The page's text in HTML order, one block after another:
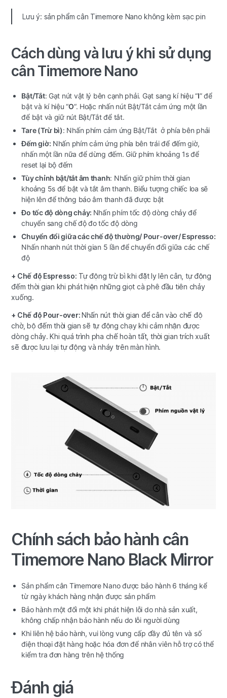
Lưu ý: sản phẩm cân Timemore Nano không kèm sạc pin
Cách dùng và lưu ý khi sử dụng
cân Timemore Nano
Bật/Tắt: Gạt nút vật lý bên cạnh phải. Gạt sang kí hiệu “I” để
bật và kí hiệu “O“. Hoặc nhấn nút Bật/Tắt cảm ứng một lần
để bật và giữ nút Bật/Tắt để tắt.
Tare (Trừ bì): Nhấn phím cảm ứng Bật/Tắt ở phía bên phải
Đếm giờ: Nhấn phím cảm ứng phía bên trái để đếm giờ,
nhấn một lần nữa để dừng đếm. Giữ phím khoảng 1s để
reset lại bộ đếm
Tùy chỉnh bật/tắt âm thanh: Nhấn giữ phím thời gian
khoảng 5s để bật và tắt âm thanh. Biểu tượng chiếc loa sẽ
hiện lên để thông báo âm thanh đã được bật
Đo tốc độ dòng chảy: Nhấn phím tốc độ dòng chảy để
chuyển sang chế độ đo tốc độ dòng
Chuyển đổi giữa các chế độ thường/ Pour-over/ Espresso:
Nhấn nhanh nút thời gian 5 lần để chuyển đổi giữa các chế
độ
+ Chế độ Espresso: Tự động trừ bì khi đặt ly lên cân, tự động
đếm thời gian khi phát hiện những giọt cà phê đầu tiên chảy
xuống.
+ Chế độ Pour-over:Nhấn nút thời gian để cân vào chế độ
chờ, bộ đếm thời gian sẽ tự động chạy khi cảm nhận được
dòng chảy. Khi quá trình pha chế hoàn tất, thời gian trích xuất
sẽ được lưu lại tự động và nháy trên màn hình.
Chính sách bảo hành cân
Timemore Nano Black Mirror
Sản phẩm cân Timemore Nano được bảo hành 6 tháng kể
từ ngày khách hàng nhận được sản phẩm
Bảo hành một đổi một khi phát hiện lỗi do nhà sản xuất,
không chấp nhận bảo hành nếu do lỗi người dùng
Khi liên hệ bảo hành, vui lòng vung cấp đầy đủ tên và số
điện thoại đặt hàng hoặc hóa đơn để nhân viên hỗ trợ có thể
kiểm tra đơn hàng trên hệ thống
Đánh giá